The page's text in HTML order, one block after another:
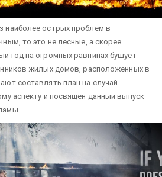
острых проблем в
то это не лесные, а скорее
год на огромных равнинах бушует
жилых домов, расположенных в
составлять план на случай
аспекту и посвящен данный выпуск